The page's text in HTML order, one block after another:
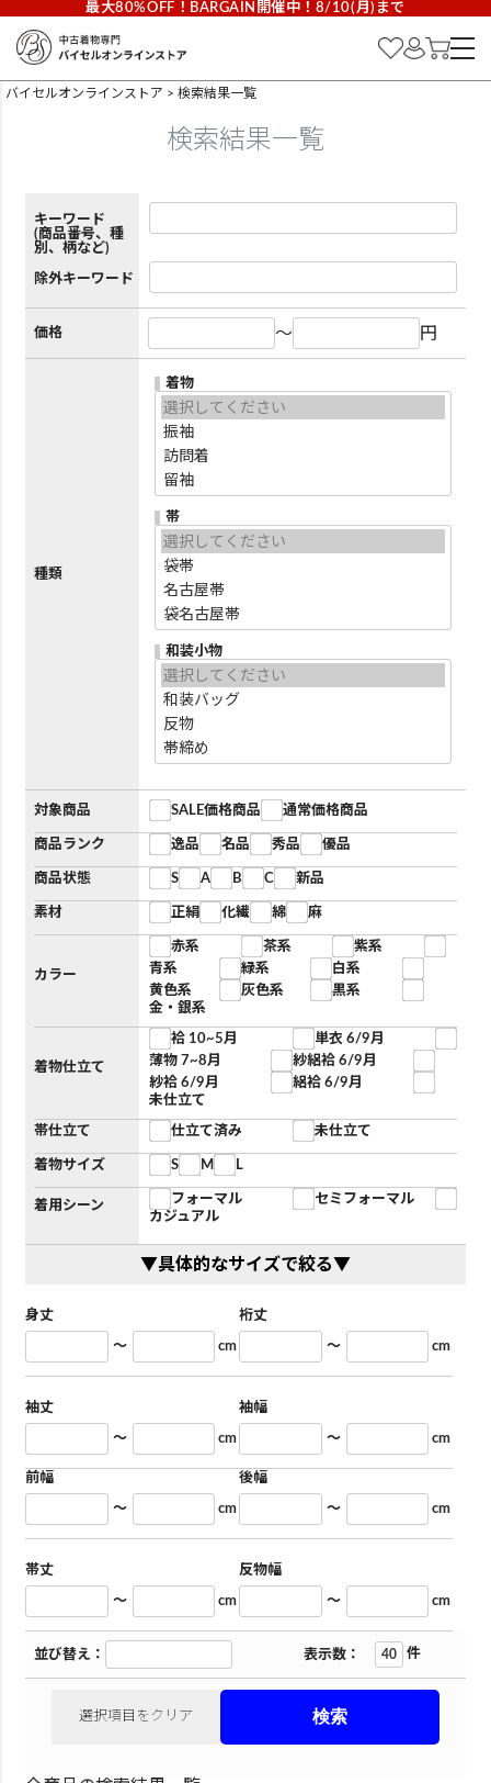
最大80%OFF！BARGAIN開催中！8/10(月)まで
バイセルオンラインストア 検索結果一覧
検索結果一覧
キーワード
(商品番号、種
別、柄など)
除外キーワード
価格 ～ 円
種類
着物
帯
和装小物
対象商品 SALE価格商品 通常価格商品
商品ランク 逸品 名品 秀品 優品
商品状態 S A B C 新品
素材 正絹 化繊 綿 麻
カラー
赤系 茶系
紫系
青系
緑系
白系
黄色系
灰色系
黒系
金・銀系
着物仕立て
袷 10~5月
単衣 6/9月
薄物 7~8月
紗絽袷 6/9月
紗袷 6/9月
絽袷 6/9月
未仕立て
帯仕立て 仕立て済み 未仕立て
着物サイズ S M L
着用シーン フォーマル
セミフォーマル
カジュアル
▼具体的なサイズで絞る▼
身丈
～ cm
裄丈
～ cm
袖丈
～ cm
袖幅
～ cm
前幅
～ cm
後幅
～ cm
帯丈
～ cm
反物幅
～ cm
並び替え： 表示数： 件
選択項目をクリア